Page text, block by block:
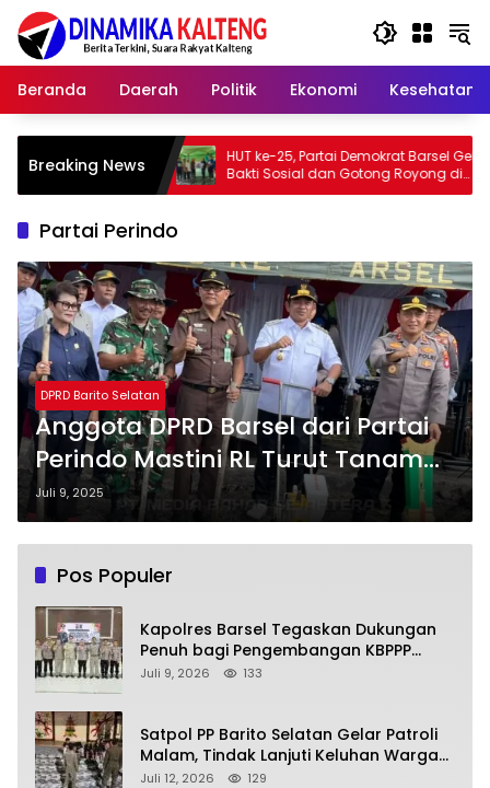
Langsung
konten
Beranda
Daerah Politik Ekonomi Kesehatan
Breaking NewsHUT ke-25, Partai Demokrat Barsel Gelar
Bakti Sosial dan Gotong Royong di
Langgar Nurul Ashfiya
Bupati
Barito
Partai Perindo
DPRD Barito Selatan
Anggota DPRD Barsel dari Partai
Perindo Mastini RL Turut Tanam
Jagung Serentak di Pamangka
Juli 9, 2025
Pos Populer
Kapolres Barsel Tegaskan Dukungan
Penuh bagi Pengembangan KBPPP
Kalimantan Tengah
Juli 9, 2026 133
Satpol PP Barito Selatan Gelar Patroli
Malam, Tindak Lanjuti Keluhan Warga
soal Balap Liar dan Remaja Nongkrong
Juli 12, 2026 129